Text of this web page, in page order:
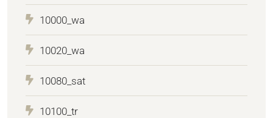
10000_wa
10020_wa
10080_sat
10100_tr